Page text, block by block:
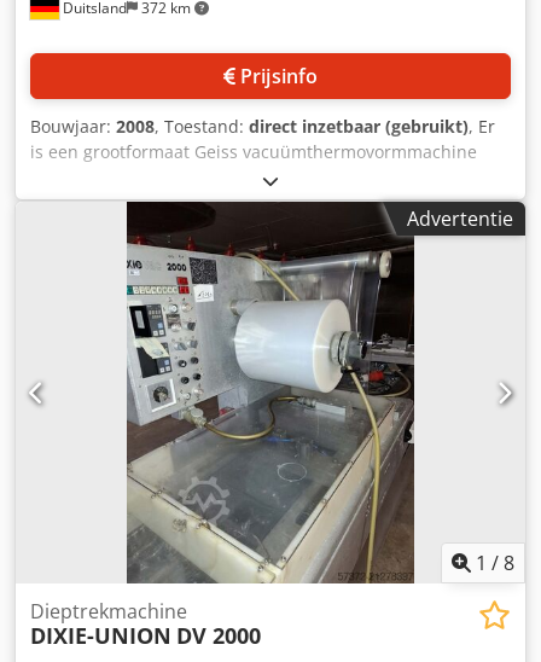
Duitsland 372 km
Prijsinfo
Bouwjaar: 2008, Toestand: direct inzetbaar (gebruikt), Er
is een grootformaat Geiss vacuümthermovormmachine
beschikbaar. Paneelzaagsnede min.: 1100mm/1300mm,
max. paneelzagen: 2100mm/1800mm, max. maldiepte:
620mm. Extra plaatformaat 1: min.: 850mm/750mm, max.:
1850mm/1250mm. Extra plaatformaat 2: min.:
1050mm/800mm, max.: 2050mm/1300mm. Inclusief een
aparte beladingsmachine met pneumatische plaat snij-
inrichting, een automatische uitlijner voor plaatsneden in
de lengte- en dwarsrichting, een pneumatische schuif voor
het verwijderen van de gegoten delen uit de
beladingseenheid, een volautomatisch centraal
smeersysteem voor de beladingsmachine, meerdere
verwisselbare pallets voor vensterplaatsets, een opslagrek
voor vensterplaten, alsmede een vacuümregelsysteem met
vier onafhankelijk instelbare stroomsnelheden en een
luchtbehandelingssysteem. Documentatie beschikbaar.
Een inspectie ter plaatse is mogelijk. Cedpfxswih Aro
Advertentie
1 /8
Dieptrekmachine
DIXIE-UNION DV 2000